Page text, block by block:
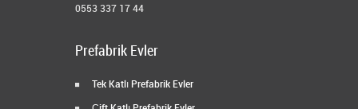
0553 337 17 44
Prefabrik Evler
Tek Katlı Prefabrik Evler